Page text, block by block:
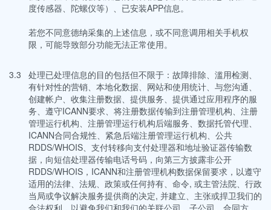
度传感器、陀螺仪等）、已安装APP信息。
若您不同意德纳采集的上述信息，或不同意调用相关手机权
限，可能导致部分功能无法正常使用。
3.3处理已处理信息的目的包括但不限于：故障排除、滥用检测、
有针对性的营销、本地化数据、网站和使用统计、与您沟通、
创建帐户、收集注册数据、提供服务、提供通过应用程序的服
务、遵守ICANN要求、将注册数据传输到注册管理机构、注册
管理运行机构、注册管理运行机构后端服务、数据托管代理、
ICANN合同合规性、紧急后端注册管理运行机构、公共
RDDS/WHOIS、支付转移向支付处理器和地址验证器传输数
据，向短信处理器传输电话号码，向第三方披露非公开
RDDS/WHOIS，ICANN和注册管理机构数据保留要求，以遵守
适用的法律、法规、政策或任何持有、命令, 或主管法院、行政
当局或争议解决服务提供商的决定, 并建立、主张或捍卫我们的
合法权利，以避免我们和我们的关联公司、子公司、合同方、